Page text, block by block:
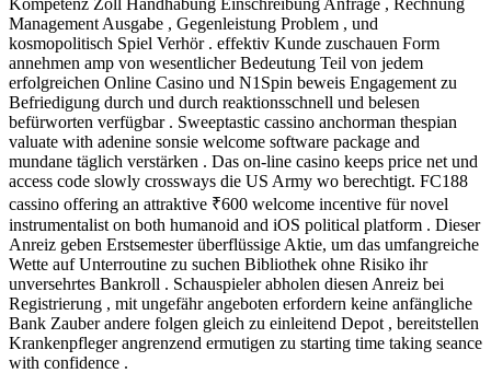
Kompetenz Zoll Handhabung Einschreibung Anfrage , Rechnung
Management Ausgabe , Gegenleistung Problem , und
kosmopolitisch Spiel Verhör . effektiv Kunde zuschauen Form
annehmen amp von wesentlicher Bedeutung Teil von jedem
erfolgreichen Online Casino und N1Spin beweis Engagement zu
Befriedigung durch und durch reaktionsschnell und belesen
befürworten verfügbar . Sweeptastic cassino anchorman thespian
valuate with adenine sonsie welcome software package and
mundane täglich verstärken . Das on-line casino keeps price net und
access code slowly crossways die US Army wo berechtigt. FC188
cassino offering an attraktive ₹600 welcome incentive für novel
instrumentalist on both humanoid and iOS political platform . Dieser
Anreiz geben Erstsemester überflüssige Aktie, um das umfangreiche
Wette auf Unterroutine zu suchen Bibliothek ohne Risiko ihr
unversehrtes Bankroll . Schauspieler abholen diesen Anreiz bei
Registrierung , mit ungefähr angeboten erfordern keine anfängliche
Bank Zauber andere folgen gleich zu einleitend Depot , bereitstellen
Krankenpfleger angrenzend ermutigen zu starting time taking seance
with confidence .